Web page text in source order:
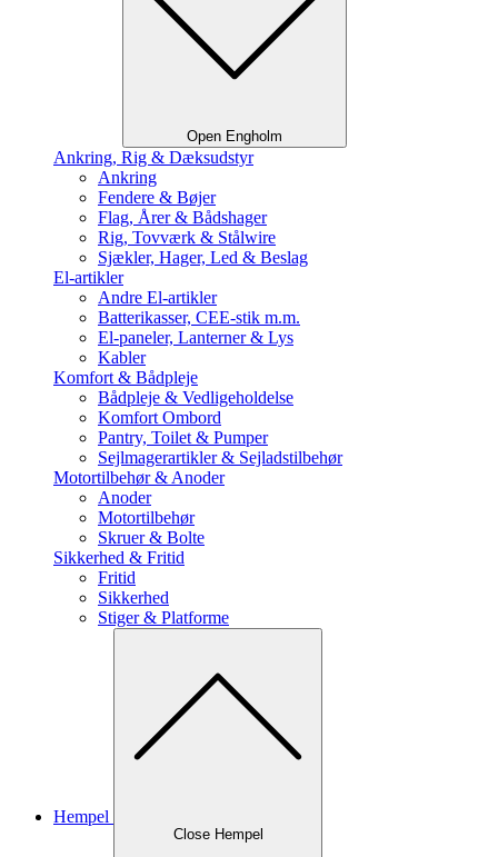
Open Engholm
Ankring, Rig & Dæksudstyr
Ankring
Fendere & Bøjer
Flag, Årer & Bådshager
Rig, Tovværk & Stålwire
Sjækler, Hager, Led & Beslag
El-artikler
Andre El-artikler
Batterikasser, CEE-stik m.m.
El-paneler, Lanterner & Lys
Kabler
Komfort & Bådpleje
Bådpleje & Vedligeholdelse
Komfort Ombord
Pantry, Toilet & Pumper
Sejlmagerartikler & Sejladstilbehør
Motortilbehør & Anoder
Anoder
Motortilbehør
Skruer & Bolte
Sikkerhed & Fritid
Fritid
Sikkerhed
Stiger & Platforme
Hempel
Close Hempel